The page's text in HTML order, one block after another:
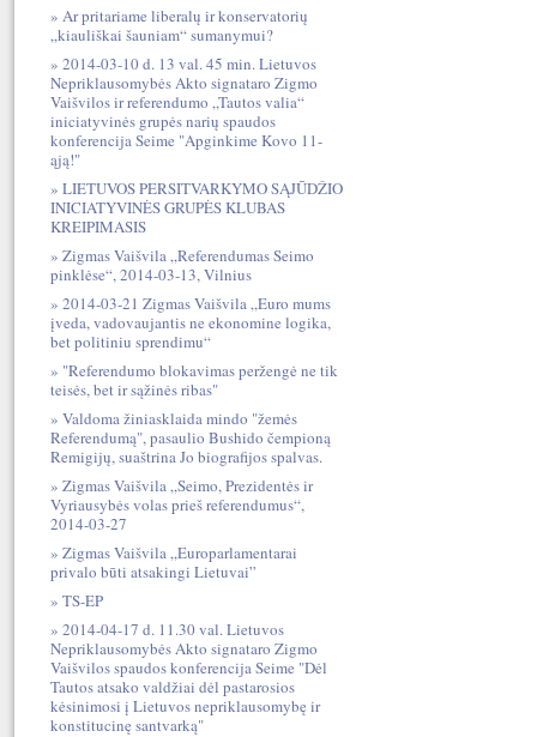
Ar pritariame liberalų ir konservatorių
„kiauliškai šauniam“ sumanymui?
2014-03-10 d. 13 val. 45 min. Lietuvos
Nepriklausomybės Akto signataro Zigmo
Vaišvilos ir referendumo „Tautos valia“
iniciatyvinės grupės narių spaudos
konferencija Seime "Apginkime Kovo 11-
ąją!"
LIETUVOS PERSITVARKYMO SĄJŪDŽIO
INICIATYVINĖS GRUPĖS KLUBAS
KREIPIMASIS
Zigmas Vaišvila „Referendumas Seimo
pinklėse“, 2014-03-13, Vilnius
2014-03-21 Zigmas Vaišvila „Euro mums
įveda, vadovaujantis ne ekonomine logika,
bet politiniu sprendimu“
"Referendumo blokavimas peržengė ne tik
teisės, bet ir sąžinės ribas"
Valdoma žiniasklaida mindo "žemės
Referendumą", pasaulio Bushido čempioną
Remigijų, suaštrina Jo biografijos spalvas.
Zigmas Vaišvila „Seimo, Prezidentės ir
Vyriausybės volas prieš referendumus“,
2014-03-27
Zigmas Vaišvila „Europarlamentarai
privalo būti atsakingi Lietuvai”
TS-EP
2014-04-17 d. 11.30 val. Lietuvos
Nepriklausomybės Akto signataro Zigmo
Vaišvilos spaudos konferencija Seime "Dėl
Tautos atsako valdžiai dėl pastarosios
kėsinimosi į Lietuvos nepriklausomybę ir
konstitucinę santvarką"